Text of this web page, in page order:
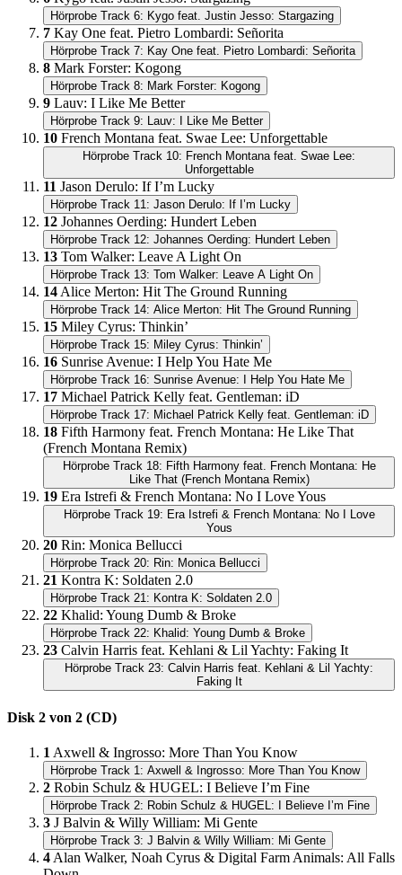
Hörprobe Track 6: Kygo feat. Justin Jesso: Stargazing
7 Kay One feat. Pietro Lombardi: Señorita
Hörprobe Track 7: Kay One feat. Pietro Lombardi: Señorita
8 Mark Forster: Kogong
Hörprobe Track 8: Mark Forster: Kogong
9 Lauv: I Like Me Better
Hörprobe Track 9: Lauv: I Like Me Better
10 French Montana feat. Swae Lee: Unforgettable
Hörprobe Track 10: French Montana feat. Swae Lee:
Unforgettable
11 Jason Derulo: If I’m Lucky
Hörprobe Track 11: Jason Derulo: If I’m Lucky
12 Johannes Oerding: Hundert Leben
Hörprobe Track 12: Johannes Oerding: Hundert Leben
13 Tom Walker: Leave A Light On
Hörprobe Track 13: Tom Walker: Leave A Light On
14 Alice Merton: Hit The Ground Running
Hörprobe Track 14: Alice Merton: Hit The Ground Running
15 Miley Cyrus: Thinkin’
Hörprobe Track 15: Miley Cyrus: Thinkin’
16 Sunrise Avenue: I Help You Hate Me
Hörprobe Track 16: Sunrise Avenue: I Help You Hate Me
17 Michael Patrick Kelly feat. Gentleman: iD
Hörprobe Track 17: Michael Patrick Kelly feat. Gentleman: iD
18 Fifth Harmony feat. French Montana: He Like That
(French Montana Remix)
Hörprobe Track 18: Fifth Harmony feat. French Montana: He
Like That (French Montana Remix)
19 Era Istrefi & French Montana: No I Love Yous
Hörprobe Track 19: Era Istrefi & French Montana: No I Love
Yous
20 Rin: Monica Bellucci
Hörprobe Track 20: Rin: Monica Bellucci
21 Kontra K: Soldaten 2.0
Hörprobe Track 21: Kontra K: Soldaten 2.0
22 Khalid: Young Dumb & Broke
Hörprobe Track 22: Khalid: Young Dumb & Broke
23 Calvin Harris feat. Kehlani & Lil Yachty: Faking It
Hörprobe Track 23: Calvin Harris feat. Kehlani & Lil Yachty:
Faking It
Disk 2 von 2 (CD)
1 Axwell & Ingrosso: More Than You Know
Hörprobe Track 1: Axwell & Ingrosso: More Than You Know
2 Robin Schulz & HUGEL: I Believe I’m Fine
Hörprobe Track 2: Robin Schulz & HUGEL: I Believe I’m Fine
3 J Balvin & Willy William: Mi Gente
Hörprobe Track 3: J Balvin & Willy William: Mi Gente
4 Alan Walker, Noah Cyrus & Digital Farm Animals: All Falls